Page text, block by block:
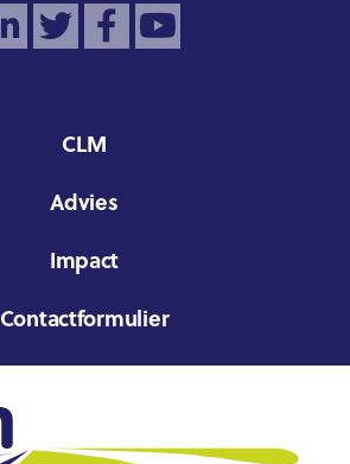
CLM
Advies
Impact
Contactformulier